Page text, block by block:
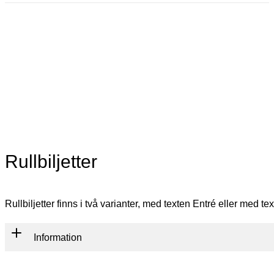
Rullbiljetter
Rullbiljetter finns i två varianter, med texten Entré eller med
Information